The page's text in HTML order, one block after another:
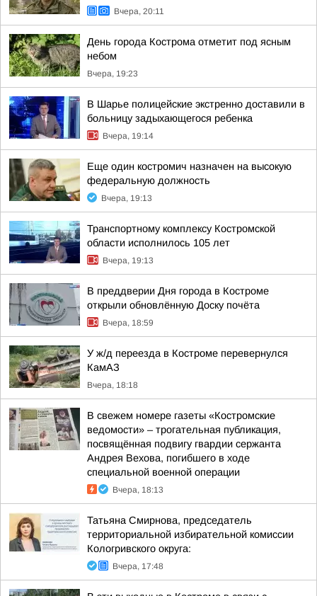
Вчера, 20:11
День города Кострома отметит под ясным
небом
Вчера, 19:23
В Шарье полицейские экстренно доставили в
больницу задыхающегося ребенка
Вчера, 19:14
Еще один костромич назначен на высокую
федеральную должность
Вчера, 19:13
Транспортному комплексу Костромской
области исполнилось 105 лет
Вчера, 19:13
В преддверии Дня города в Костроме
открыли обновлённую Доску почёта
Вчера, 18:59
У ж/д переезда в Костроме перевернулся
КамАЗ
Вчера, 18:18
В свежем номере газеты «Костромские
ведомости» – трогательная публикация,
посвящённая подвигу гвардии сержанта
Андрея Вехова, погибшего в ходе
специальной военной операции
Вчера, 18:13
Татьяна Смирнова, председатель
территориальной избирательной комиссии
Кологривского округа:
Вчера, 17:48